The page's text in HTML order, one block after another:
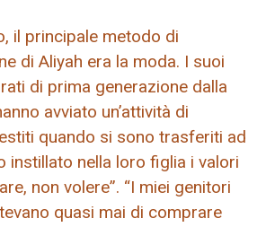
il principale metodo di
di Aliyah era la moda. I suoi
di prima generazione dalla
avviato un’attività di
quando si sono trasferiti ad
instillato nella loro figlia i valori
non volere”. “I miei genitori
quasi mai di comprare